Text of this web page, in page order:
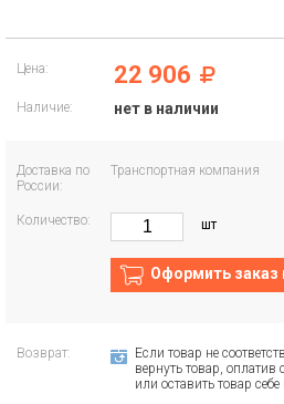
Цена: 22 906
Наличие: нет в наличии
Доставка по
России:
Транспортная компания
Количество: шт
Оформить заказ
Возврат:
Если товар не
вернуть товар, оплатив
или оставить товар